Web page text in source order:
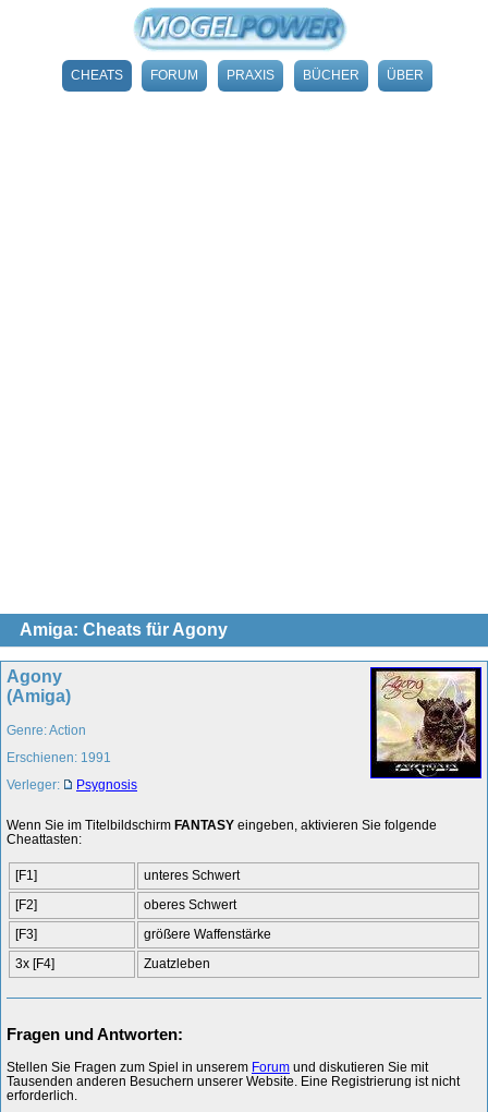
CHEATS FORUM PRAXIS BÜCHER ÜBER
Amiga: Cheats für Agony
Agony
(Amiga)
Genre: Action
Erschienen: 1991
Verleger:
Psygnosis
Wenn Sie im Titelbildschirm FANTASY eingeben, aktivieren Sie folgende
Cheattasten:
[F1]
unteres Schwert
[F2]
oberes Schwert
[F3]
größere Waffenstärke
3x [F4]
Zuatzleben
Fragen und Antworten:
Stellen Sie Fragen zum Spiel in unserem Forum und diskutieren Sie mit
Tausenden anderen Besuchern unserer Website. Eine Registrierung ist nicht
erforderlich.